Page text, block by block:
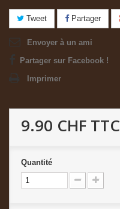
Tweet Partager
Envoyer à un ami
Partager sur Facebook !
Imprimer
9.90 CHF TTC
Quantité